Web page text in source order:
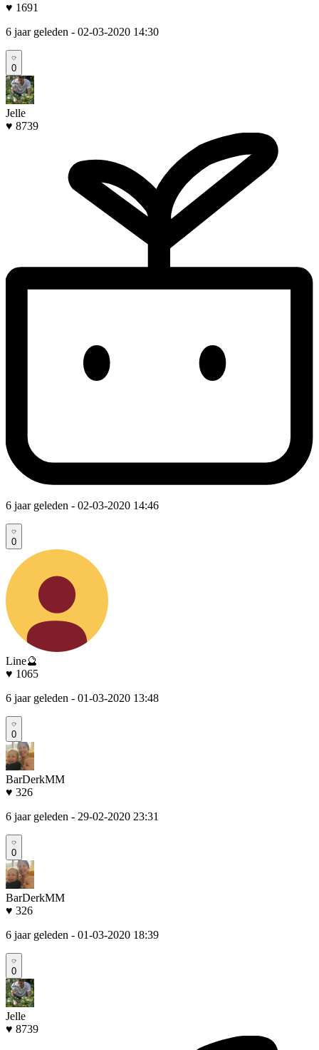
♥ 1691
6 jaar geleden - 02-03-2020 14:30
0
Jelle
♥ 8739
6 jaar geleden - 02-03-2020 14:46
0
Line🔮
♥ 1065
6 jaar geleden - 01-03-2020 13:48
0
BarDerkMM
♥ 326
6 jaar geleden - 29-02-2020 23:31
0
BarDerkMM
♥ 326
6 jaar geleden - 01-03-2020 18:39
0
Jelle
♥ 8739